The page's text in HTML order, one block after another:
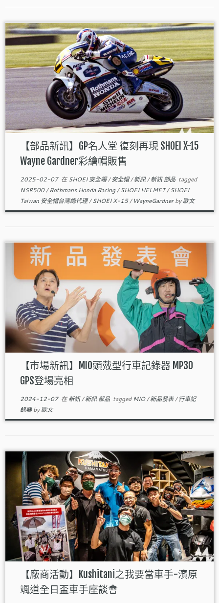
【部品新訊】GP名人堂 復刻再現 SHOEI X-15
Wayne Gardner彩繪帽販售
2025-02-07在SHOEI 安全帽/安全帽/新訊/新訊 部品 tagged
NSR500/Rothmans Honda Racing/SHOEI HELMET/SHOEI
Taiwan 安全帽台灣總代理/SHOEI X-15/ WayneGardnerby歐文
【市場新訊】MIO頭戴型行車記錄器 MP30
GPS登場亮相
2024-12-07在新訊/新訊 部品 taggedMIO/新品發表/行車記
錄器by歐文
【廠商活動】Kushitani之我要當車手-濱原
颯道全日盃車手座談會